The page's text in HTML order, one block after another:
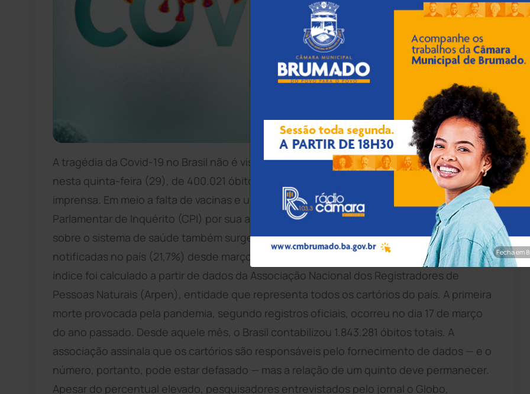
A tragédia da Covid-19 no Brasil não é visível apenas na impressionante marca, atingida
nesta quinta-feira (29), de 400.021 óbitos, segundo o consórcio dos veículos de
imprensa. Em meio a falta de vacinas e um governo questionado em Comissão
Parlamentar de Inquérito (CPI) por sua ação na pandemia, o peso do novo coronavírus
sobre o sistema de saúde também surge em outro indicador — uma em cada cinco mortes
notificadas no país (21,7%) desde março do ano passado é decorrente da doença. O
índice foi calculado a partir de dados da Associação Nacional dos Registradores de
Pessoas Naturais (Arpen), entidade que representa todos os cartórios do país. A primeira
morte provocada pela pandemia, segundo registros oficiais, ocorreu no dia 17 de março
do ano passado. Desde aquele mês, o Brasil contabilizou 1.843.281 óbitos totais. A
associação assinala que os cartórios são responsáveis pelo fornecimento de dados — e o
número, portanto, pode estar defasado — mas a relação de um quinto deve permanecer.
Apesar do percentual elevado, pesquisadores entrevistados pelo jornal o Globo,
Fecha em